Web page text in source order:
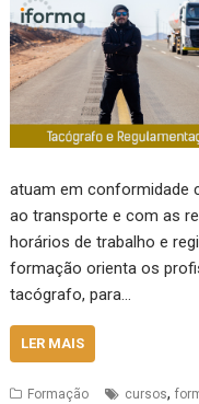
atuam em conformidade
ao transporte e com as
horários de trabalho e
formação orienta os
tacógrafo, para…
LER MAIS
Formação cursos,